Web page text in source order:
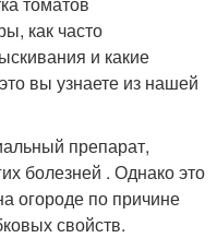
как часто
и какие
вы узнаете из нашей
препарат,
болезней . Однако это
огороде по причине
свойств.